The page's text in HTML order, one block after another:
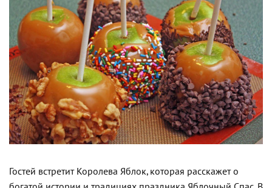
Гостей встретит Королева Яблок, которая расскажет о